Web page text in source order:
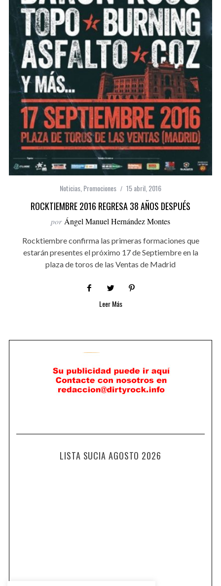
Noticias,Promociones 15 abril, 2016
ROCKTIEMBRE 2016 REGRESA 38 AÑOS DESPUÉS
por Ángel Manuel Hernández Montes
Rocktiembre confirma las primeras formaciones que
estarán presentes el próximo 17 de Septiembre en la
plaza de toros de las Ventas de Madrid
Leer Más
LISTA SUCIA AGOSTO 2026